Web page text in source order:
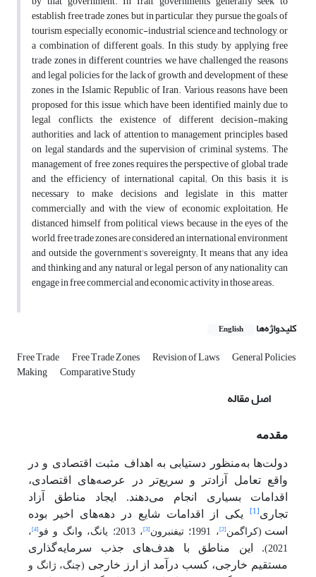
establish free trade zones, but in particular, they pursue the goals of
tourism, especially economic-industrial, science and technology, or
a combination of different goals. In this study, by applying free
trade zones in different countries, we have challenged the reasons
and legal policies for the lack of growth and development of these
zones in the Islamic Republic of Iran. Various reasons have been
proposed for this issue, which have been identified mainly due to
legal conflicts, the existence of different decision-making
authorities, and lack of attention to management principles based
on legal standards and the supervision of criminal systems. The
management of free zones requires the perspective of global trade
and the efficiency of international capital; On this basis, it is
necessary to make decisions and legislate in this matter
commercially and with the view of economic exploitation; He
distanced himself from political views, because in the eyes of the
world, free trade zones are considered an international environment
and outside the government's sovereignty; It means that any idea
and thinking and any natural or legal person of any nationality can
engage in free commercial and economic activity in those areas.
کلیدواژه‌ها English
Free Trade Free Trade Zones Revision of Laws General Policies
Making Comparative Study
اصل مقاله
مقدمه
دولت‌ها به‌منظور دستیابی به اهداف مثبت اقتصادی و در
واقع تعامل آزادتر و سریع‌تر در عرصه‌های اقتصادی،
اقدامات بسیاری انجام می‌دهند. ایجاد مناطق آزاد
تجاری [1]
یکی از اقدامات شایع در دهه‌های اخیر بوده
است (کراگمن [2] ، 1991؛ تیفنبرون [3] ، 2013؛ یانگ، وانگ و فو [4] ،
2021) . این مناطق با هدف‌های جذب سرمایه‌گذاری
مستقیم خارجی، کسب درآمد از ارز خارجی (چنگ، ژانگ و